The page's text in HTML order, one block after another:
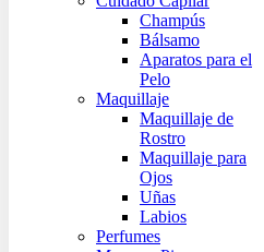
Champús
Bálsamo
Aparatos para el
Pelo
Maquillaje
Maquillaje de
Rostro
Maquillaje para
Ojos
Uñas
Labios
Perfumes